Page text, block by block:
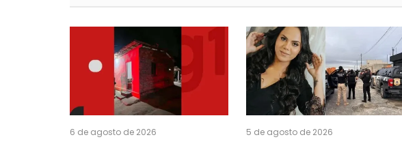
6 de agosto de 2026 5 de agosto de 2026